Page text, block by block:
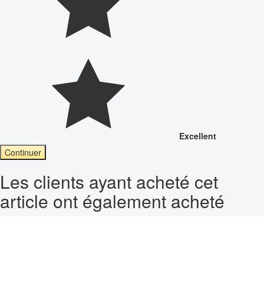
Excellent
Continuer
Les clients ayant acheté cet
article ont également acheté